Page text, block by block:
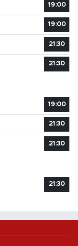
19:00
19:00
21:30
21:30
19:00
21:30
21:30
21:30